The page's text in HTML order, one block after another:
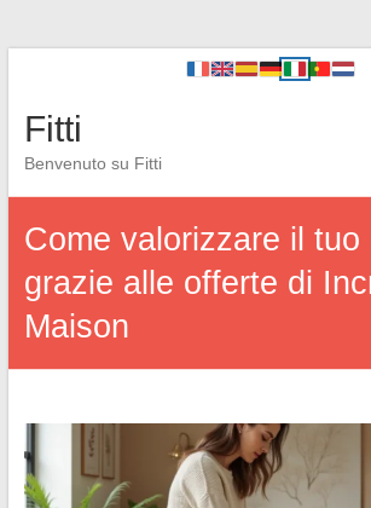
Fitti
Benvenuto su Fitti
Come valorizzare il tuo
grazie alle offerte di
Maison